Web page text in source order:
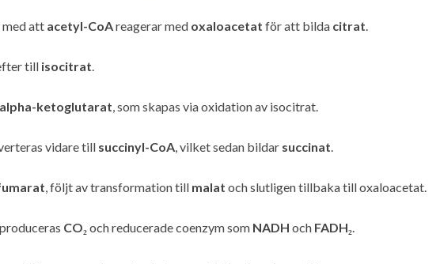
att acetyl-CoAreagerar med oxaloacetat för att bilda citrat.
till isocitrat.
alpha-ketoglutarat, som skapas via oxidation av isocitrat.
vidare till succinyl-CoA, vilket sedan bildar succinat.
, följt av transformation till malat och slutligen tillbaka till oxaloacetat.
CO₂och reducerade coenzym som NADH och FADH₂.